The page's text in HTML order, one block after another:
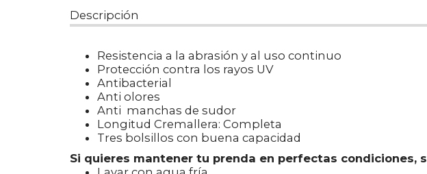
Descripción
Resistencia a la abrasión y al uso continuo
Protección contra los rayos UV
Antibacterial
Anti olores
Anti manchas de sudor
Longitud Cremallera: Completa
Tres bolsillos con buena capacidad
Si quieres mantener tu prenda en perfectas condiciones,